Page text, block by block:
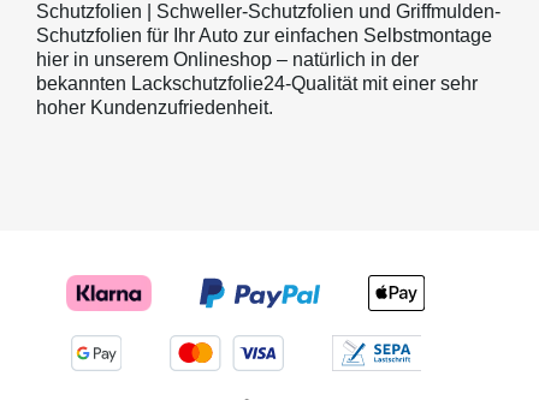
Schutzfolien | Schweller-Schutzfolien und Griffmulden-
Schutzfolien für Ihr Auto zur einfachen Selbstmontage
hier in unserem Onlineshop – natürlich in der
bekannten Lackschutzfolie24-Qualität mit einer sehr
hoher Kundenzufriedenheit.